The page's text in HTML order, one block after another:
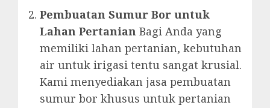
Pembuatan Sumur Bor untuk
Lahan Pertanian Bagi Anda yang
memiliki lahan pertanian, kebutuhan
air untuk irigasi tentu sangat krusial.
Kami menyediakan jasa pembuatan
sumur bor khusus untuk pertanian